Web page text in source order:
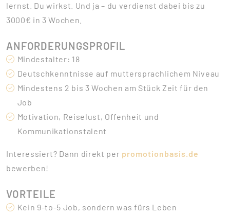
lernst. Du wirkst. Und ja – du verdienst dabei bis zu
3000€ in 3 Wochen.
ANFORDERUNGSPROFIL
Mindestalter: 18
Deutschkenntnisse auf muttersprachlichem Niveau
Mindestens 2 bis 3 Wochen am Stück Zeit für den
Job
Motivation, Reiselust, Offenheit und
Kommunikationstalent
Interessiert? Dann direkt per promotionbasis.de
bewerben!
VORTEILE
Kein 9-to-5 Job, sondern was fürs Leben